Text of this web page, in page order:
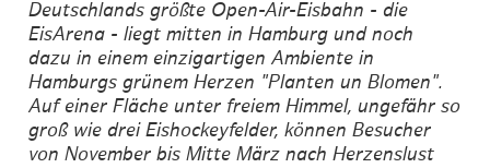
Deutschlands größte Open-Air-Eisbahn - die
EisArena - liegt mitten in Hamburg und noch
dazu in einem einzigartigen Ambiente in
Hamburgs grünem Herzen "Planten un Blomen".
Auf einer Fläche unter freiem Himmel, ungefähr so
groß wie drei Eishockeyfelder, können Besucher
von November bis Mitte März nach Herzenslust